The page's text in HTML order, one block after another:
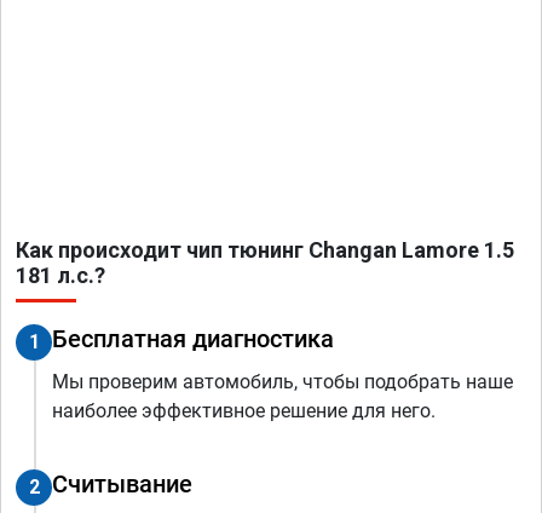
Как происходит чип тюнинг Changan Lamore 1.5
181 л.с.?
1 Бесплатная диагностика
Мы проверим автомобиль, чтобы подобрать наше
наиболее эффективное решение для него.
2 Считывание